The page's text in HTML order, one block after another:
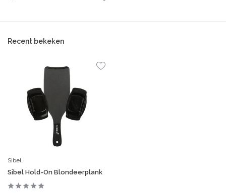
Recent bekeken
Sibel
Sibel Hold-On Blondeerplank